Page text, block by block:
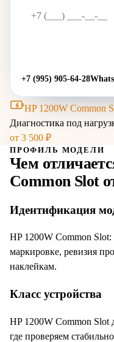
+7 (995) 905-64-28
HP 1200W Common
Диагностика под
от 3 500 ₽
ПРОФИЛЬ МОДЕЛИ
Чем
Common Slot
Идентификация
HP 1200W Common
маркировке, ревизия
наклейкам.
Класс устройства
HP 1200W Common
где проверяем